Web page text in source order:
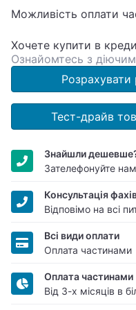
Можливість оплати
Хочете купити в
Ознайомтесь з
Тест-драйв
Знайшли
Зателефонуйте
Консультація
Відповімо на всі
Всі види оплати
Оплата частинами
Оплата частинами
Від 3-х місяців в